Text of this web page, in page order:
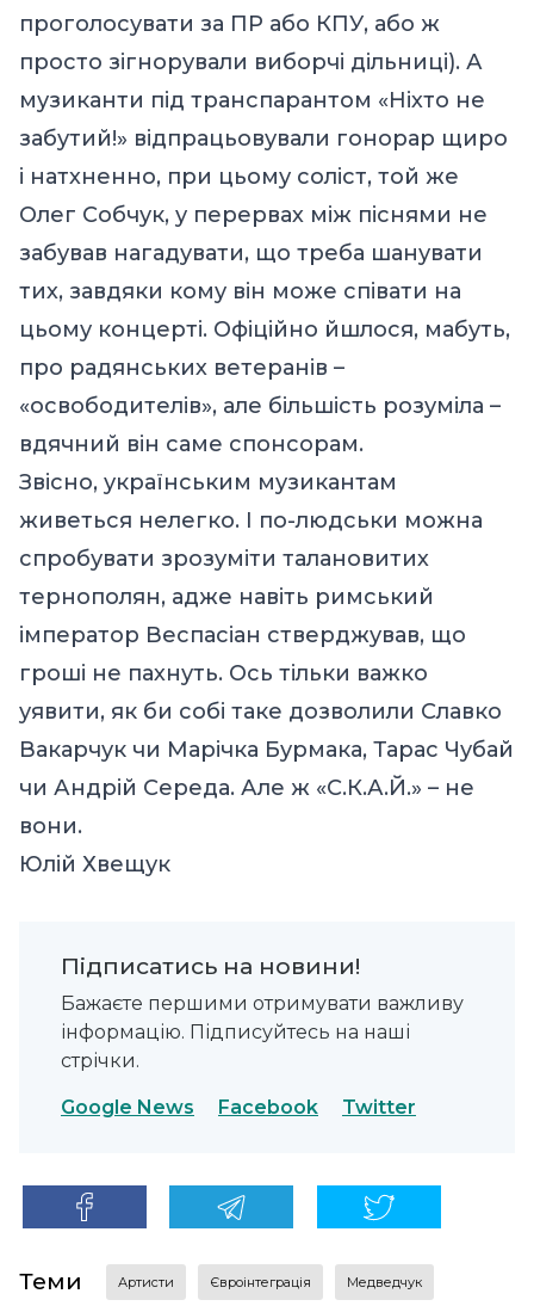
проголосувати за ПР або КПУ, або ж
просто зігнорували виборчі дільниці). А
музиканти під транспарантом «Ніхто не
забутий!» відпрацьовували гонорар щиро
і натхненно, при цьому соліст, той же
Олег Собчук, у перервах між піснями не
забував нагадувати, що треба шанувати
тих, завдяки кому він може співати на
цьому концерті. Офіційно йшлося, мабуть,
про радянських ветеранів –
«освободителів», але більшість розуміла –
вдячний він саме спонсорам.
Звісно, українським музикантам
живеться нелегко. І по-людськи можна
спробувати зрозуміти талановитих
тернополян, адже навіть римський
імператор Веспасіан стверджував, що
гроші не пахнуть. Ось тільки важко
уявити, як би собі таке дозволили Славко
Вакарчук чи Марічка Бурмака, Тарас Чубай
чи Андрій Середа. Але ж «С.К.А.Й.» – не
вони.
Юлій Хвещук
Підписатись на новини!
Бажаєте першими отримувати важливу
інформацію. Підписуйтесь на наші
стрічки.
Google News Facebook Twitter
Теми артисти євроінтеграція медведчук